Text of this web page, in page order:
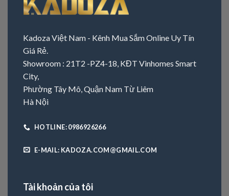
Kadoza Việt Nam - Kênh Mua Sắm Online Uy Tín
Giá Rẻ.
Showroom : 21T2 -PZ4-18, KĐT Vinhomes Smart
City,
Phường Tây Mô, Quận Nam Từ Liêm
Hà Nội
HOTLINE: 0986926266
E-MAIL: KADOZA.COM@GMAIL.COM
Tài khoản của tôi